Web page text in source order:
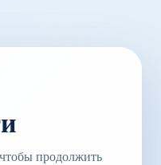
продолжить